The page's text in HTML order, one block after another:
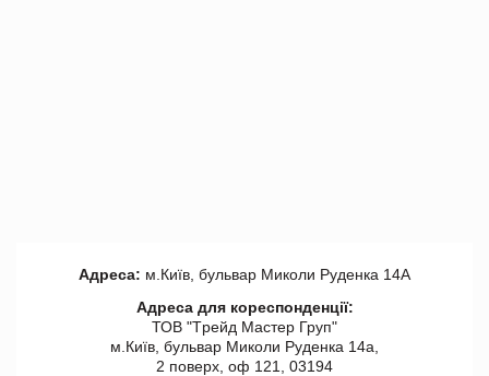
Адреса: м.Київ, бульвар Миколи Руденка 14А
Адреса для кореспонденції:
ТОВ "Tрейд Мастер Груп"
м.Київ, бульвар Миколи Руденка 14а,
2 поверх, оф 121, 03194